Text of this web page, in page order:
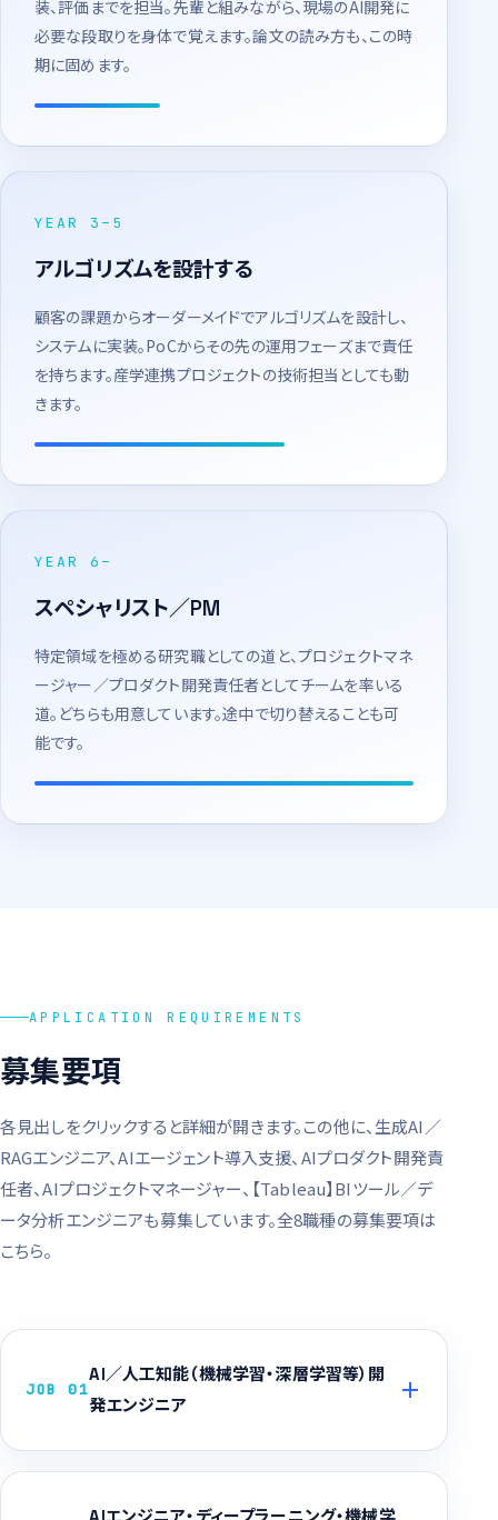
装、評価までを担当。先輩と組みながら、現場のAI開発に
必要な段取りを身体で覚えます。論文の読み方も、この時
期に固めます。
YEAR 3–5
アルゴリズムを設計する
顧客の課題からオーダーメイドでアルゴリズムを設計し、
システムに実装。PoCからその先の運用フェーズまで責任
を持ちます。産学連携プロジェクトの技術担当としても動
きます。
YEAR 6–
スペシャリスト／PM
特定領域を極める研究職としての道と、プロジェクトマネ
ージャー／プロダクト開発責任者としてチームを率いる
道。どちらも用意しています。途中で切り替えることも可
能です。
APPLICATION REQUIREMENTS
募集要項
各見出しをクリックすると詳細が開きます。この他に、生成AI／
RAGエンジニア、AIエージェント導入支援、AIプロダクト開発責
任者、AIプロジェクトマネージャー、【Tableau】BIツール／デ
ータ分析エンジニアも募集しています。全8職種の募集要項は
こちら。
JOB 01
AI／人工知能（機械学習・深層学習等）開
発エンジニア
AIエンジニア・ディープラーニング・機械学